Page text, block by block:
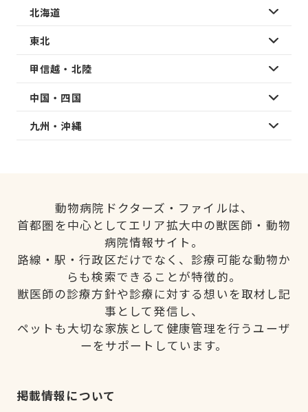
北海道
東北
甲信越・北陸
中国・四国
九州・沖縄
動物病院ドクターズ・ファイルは、
首都圏を中心としてエリア拡大中の獣医師・動物
病院情報サイト。
路線・駅・行政区だけでなく、診療可能な動物か
らも検索できることが特徴的。
獣医師の診療方針や診療に対する想いを取材し記
事として発信し、
ペットも大切な家族として健康管理を行うユーザ
ーをサポートしています。
掲載情報について